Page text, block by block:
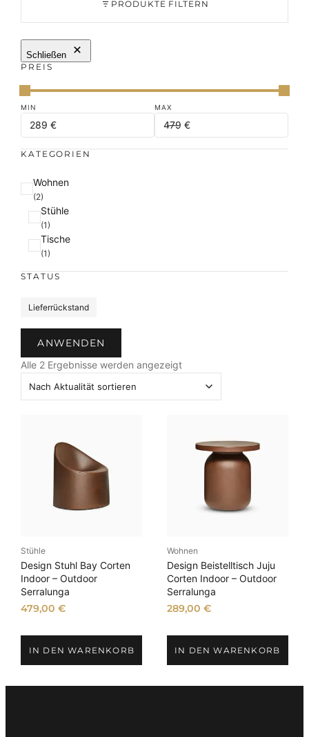
PRODUKTE FILTERN
Schließen
PREIS
KATEGORIEN
K
a
r
Wohnen
(2)
Stühle
(1)
Tische
(1)
STATUS
u
Lieferrückstand
ANWENDEN
Alle 2 Ergebnisse werden angezeigtN
ä
t
s
o
r
i
e
r
t
Stühle
Design Stuhl Bay Corten
Indoor – Outdoor
Serralunga
479,00€
IN DEN WARENKORB
Wohnen
Design Beistelltisch Juju
Corten Indoor – Outdoor
Serralunga
289,00 €
IN DEN WARENKORB